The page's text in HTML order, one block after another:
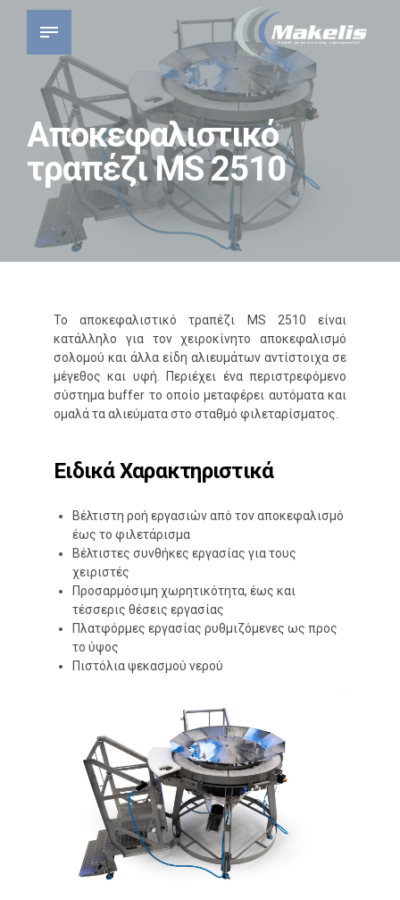
Αποκεφαλιστικό
τραπέζι MS 2510
Το αποκεφαλιστικό τραπέζι MS 2510 είναι
κατάλληλο για τον χειροκίνητο αποκεφαλισμό
σολομού και άλλα είδη αλιευμάτων αντίστοιχα σε
μέγεθος και υφή. Περιέχει ένα περιστρεφόμενο
σύστημα buffer το οποίο μεταφέρει αυτόματα και
ομαλά τα αλιεύματα στο σταθμό φιλεταρίσματος.
Ειδικά Χαρακτηριστικά
Βέλτιστη ροή εργασιών από τον αποκεφαλισμό
έως το φιλετάρισμα
Βέλτιστες συνθήκες εργασίας για τους
χειριστές
Προσαρμόσιμη χωρητικότητα, έως και
τέσσερις θέσεις εργασίας
Πλατφόρμες εργασίας ρυθμιζόμενες ως προς
το ύψος
Πιστόλια ψεκασμού νερού